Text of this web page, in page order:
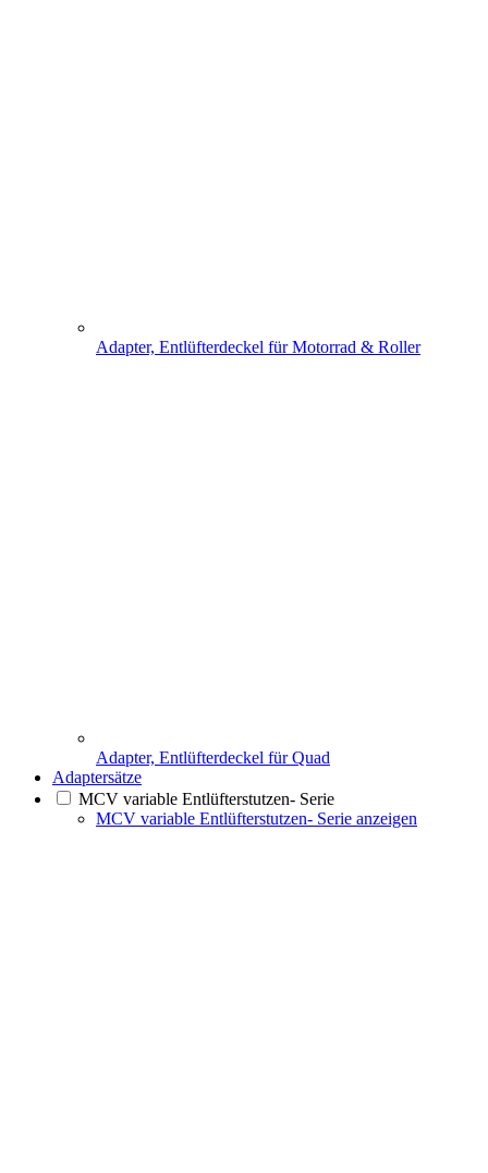
Adapter, Entlüfterdeckel für Motorrad & Roller
Adapter, Entlüfterdeckel für Quad
Adaptersätze
MCV variable Entlüfterstutzen- Serie
MCV variable Entlüfterstutzen- Serie anzeigen